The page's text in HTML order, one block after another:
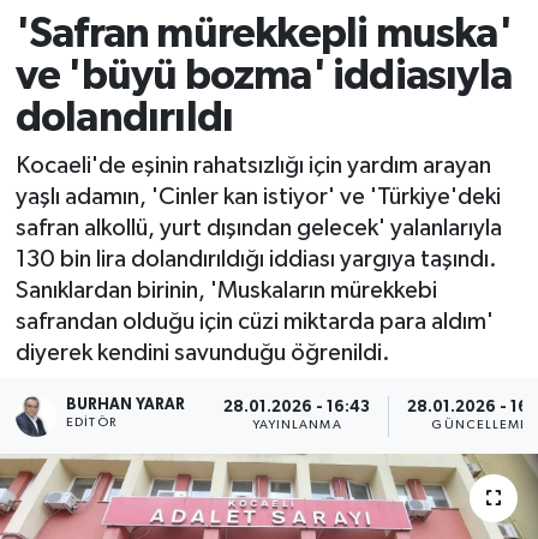
'Safran mürekkepli muska'
ve 'büyü bozma' iddiasıyla
dolandırıldı
Kocaeli'de eşinin rahatsızlığı için yardım arayan
yaşlı adamın, 'Cinler kan istiyor' ve 'Türkiye'deki
safran alkollü, yurt dışından gelecek' yalanlarıyla
130 bin lira dolandırıldığı iddiası yargıya taşındı.
Sanıklardan birinin, 'Muskaların mürekkebi
safrandan olduğu için cüzi miktarda para aldım'
diyerek kendini savunduğu öğrenildi.
BURHAN YARAR
EDITÖR
28.01.2026 - 16:43
YAYINLANMA
28.01.2026 -
GÜNCELLEME